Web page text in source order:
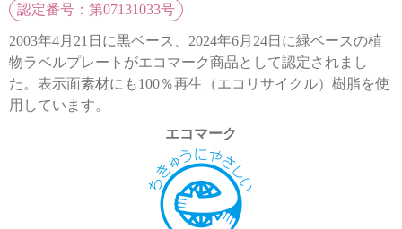
認定番号：第07131033号
2003年4月21日に黒ベース、2024年6月24日に緑ベースの植
物ラベルプレートがエコマーク商品として認定されまし
た。表示面素材にも100％再生（エコリサイクル）樹脂を使
用しています。
エコマーク